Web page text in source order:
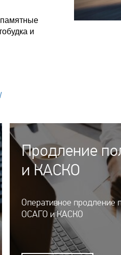
памятные
и
Продление
и КАСКО
Оперативное продление
ОСАГО и КАСКО